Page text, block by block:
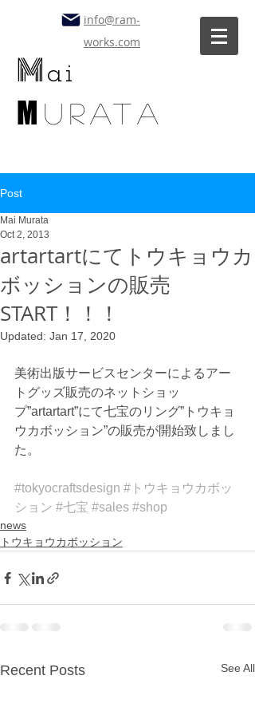
Mai
M uratA
info@ram-
works.com
Post
artartartにてトウキョウカ
ボッションの販売
START！！！
Mai Murata
Oct 2, 2013
Updated: Jan 17, 2020
美術出版サービスセンターによるアー
トグッズ販売のネットショッ
プ”artartart”にて七宝のリング”トウキョ
ウカボッション”の販売が開始致しまし
た。
#tokyocraftsdesign #トウキョウカボッ
ション #七宝 #sales #shop
news
トウキョウカボッション
Recent Posts See All